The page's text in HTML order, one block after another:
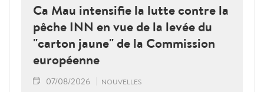
Ca Mau intensifie la lutte contre la
pêche INN en vue de la levée du
"carton jaune" de la Commission
européenne
07/08/2026 NOUVELLES